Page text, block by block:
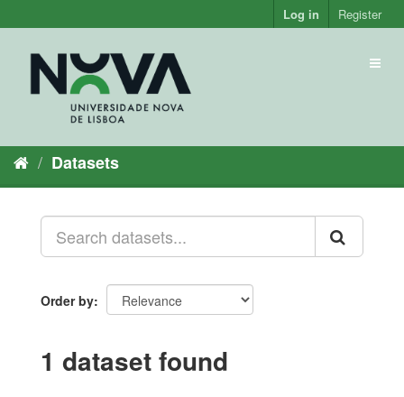
to
Log in Register
Datasets
Order by
1 dataset found